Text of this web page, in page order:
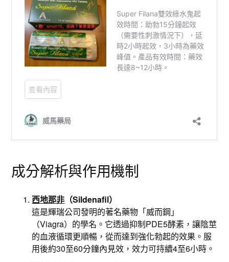
成分解析與作用機制
西地那非 （Sildenafil）
這是輝瑞公司發明的著名藥物「威而鋼」
（Viagra）的學名。它透過抑制PDE5酵素，讓陰莖
的血液循環更順暢，從而達到強化勃起的效果。服
用後約30至60分鐘內見效，效力可持續4至6小時。